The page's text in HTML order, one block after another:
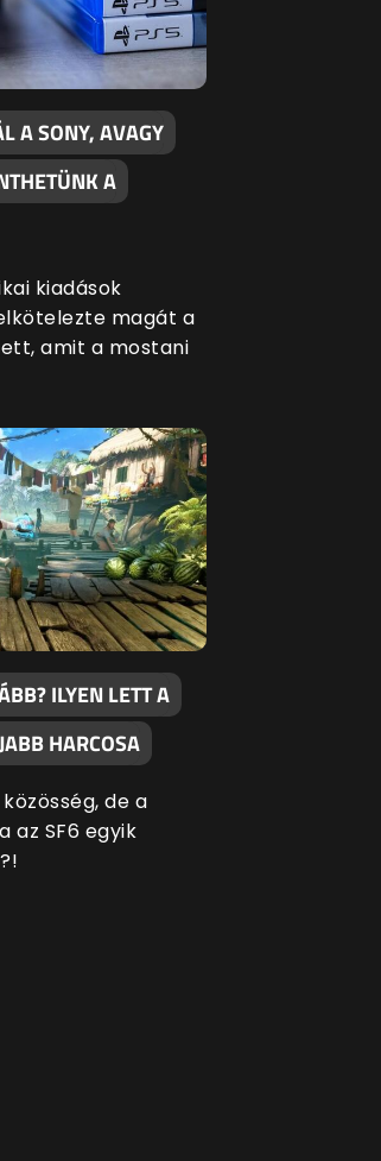
A SONY, AVAGY
A
kiadások
magát a
amit a mostani
ILYEN LETT A
HARCOSA
de a
SF6 egyik